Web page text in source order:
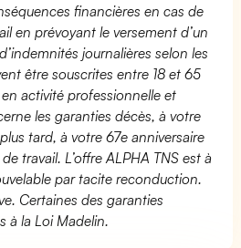
financières en cas de
en prévoyant le versement d’un
journalières selon les
être souscrites entre 18 et 65
en activité professionnelle et
les garanties décès, à votre
tard, à votre 67e anniversaire
travail. L’offre ALPHA TNS est à
par tacite reconduction.
Certaines des garanties
à la Loi Madelin.